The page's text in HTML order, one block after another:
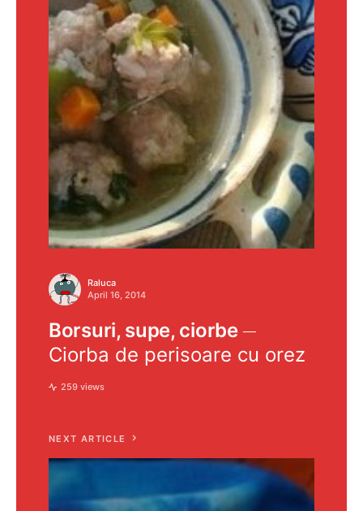
Raluca
April 16, 2014
Borsuri, supe, ciorbe
Ciorba de perisoare cu orez
259 views
NEXT ARTICLE